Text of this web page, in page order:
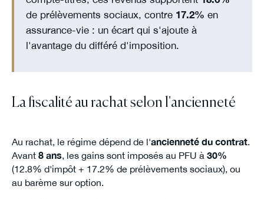
de prélèvements sociaux, contre 17.2% en
assurance-vie : un écart qui s'ajoute à
l'avantage du différé d'imposition.
La fiscalité au rachat selon l'ancienneté
Au rachat, le régime dépend de l'ancienneté du contrat.
Avant 8 ans, les gains sont imposés au PFU à 30%
(12.8% d'impôt + 17.2% de prélèvements sociaux), ou
au barème sur option.